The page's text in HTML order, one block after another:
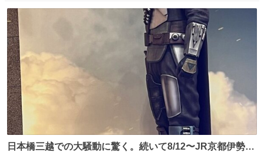
日本橋三越での大騒動に驚く。続いて8/12〜JR京都伊勢丹